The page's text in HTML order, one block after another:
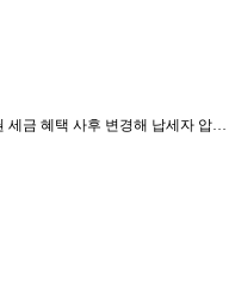
세금 혜택 사후 변경해 납세자 압…